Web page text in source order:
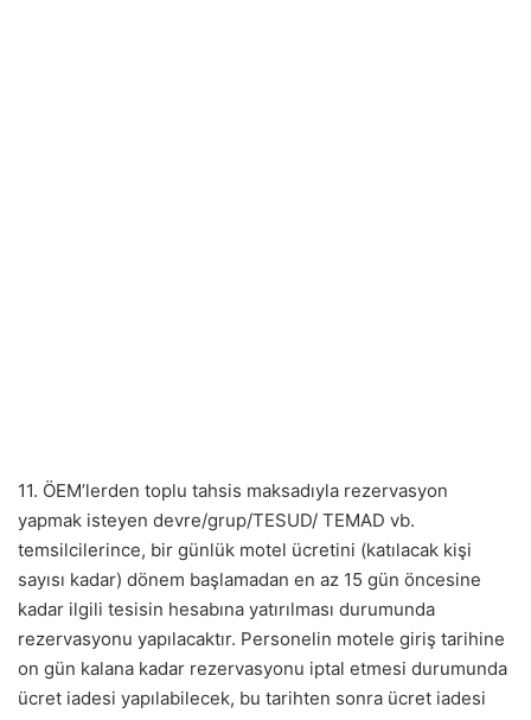
11. ÖEM’lerden toplu tahsis maksadıyla rezervasyon
yapmak isteyen devre/grup/TESUD/ TEMAD vb.
temsilcilerince, bir günlük motel ücretini (katılacak kişi
sayısı kadar) dönem başlamadan en az 15 gün öncesine
kadar ilgili tesisin hesabına yatırılması durumunda
rezervasyonu yapılacaktır. Personelin motele giriş tarihine
on gün kalana kadar rezervasyonu iptal etmesi durumunda
ücret iadesi yapılabilecek, bu tarihten sonra ücret iadesi